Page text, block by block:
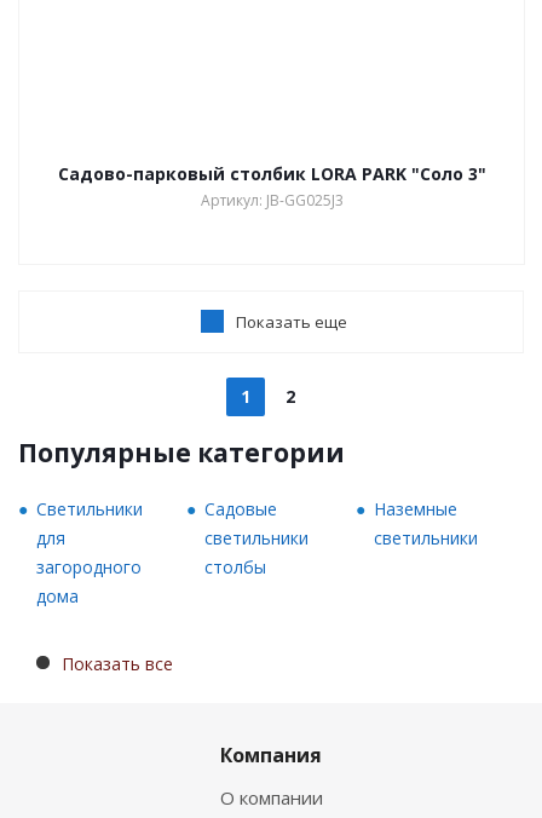
Садово-парковый столбик LORA PARK "Соло 3"
Артикул: JB-GG025J3
Показать еще
1 2
Популярные категории
Светильники
для
загородного
дома
Садовые
светильники
столбы
Наземные
светильники
Показать все
Компания
О компании